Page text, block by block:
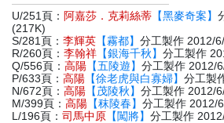
U/251頁： 阿嘉莎．克莉絲蒂 【黑麥奇案】
(217K)
S/281頁：李輝英 【霧都】分工製作 2012/
R/260頁：李翰祥 【銀海千秋】分工製作
Q/556頁：高陽 【五陵遊】分工製作 2012/
P/633頁：高陽 【徐老虎與白寡婦】分工製
N/672頁：高陽 【茂陵秋】分工製作 2012/
M/399頁：高陽 【秣陵春】分工製作 2012/
L/196頁：司馬中原 【闖將】分工製作